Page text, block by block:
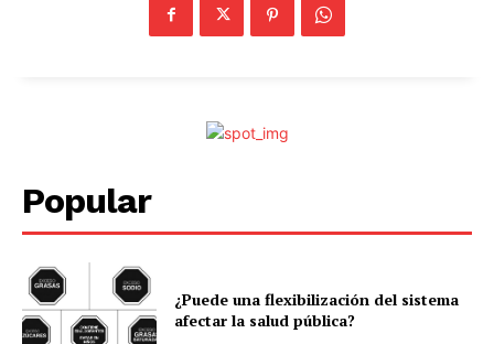
Popular
¿Puede una flexibilización del sistema
afectar la salud pública?